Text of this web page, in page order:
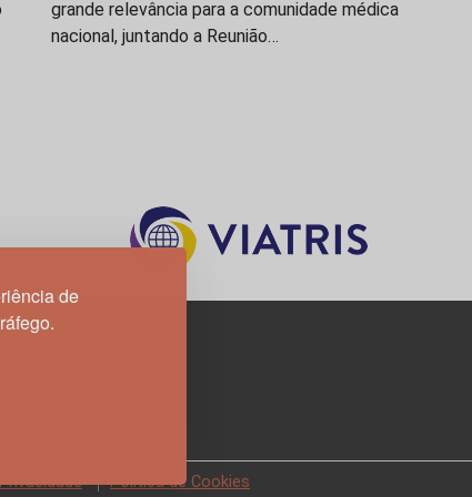
de
grande relevância para a comunidade médica
nacional, juntando a Reunião…
Política de Cookies